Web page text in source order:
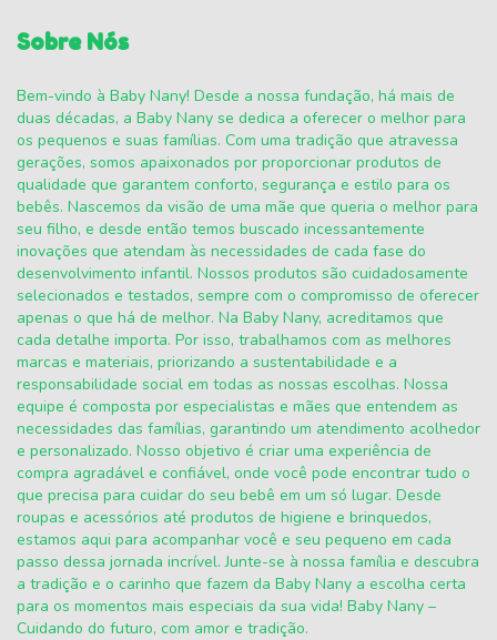
Sobre Nós
Bem-vindo à Baby Nany! Desde a nossa fundação, há mais de
duas décadas, a Baby Nany se dedica a oferecer o melhor para
os pequenos e suas famílias. Com uma tradição que atravessa
gerações, somos apaixonados por proporcionar produtos de
qualidade que garantem conforto, segurança e estilo para os
bebês. Nascemos da visão de uma mãe que queria o melhor para
seu filho, e desde então temos buscado incessantemente
inovações que atendam às necessidades de cada fase do
desenvolvimento infantil. Nossos produtos são cuidadosamente
selecionados e testados, sempre com o compromisso de oferecer
apenas o que há de melhor. Na Baby Nany, acreditamos que
cada detalhe importa. Por isso, trabalhamos com as melhores
marcas e materiais, priorizando a sustentabilidade e a
responsabilidade social em todas as nossas escolhas. Nossa
equipe é composta por especialistas e mães que entendem as
necessidades das famílias, garantindo um atendimento acolhedor
e personalizado. Nosso objetivo é criar uma experiência de
compra agradável e confiável, onde você pode encontrar tudo o
que precisa para cuidar do seu bebê em um só lugar. Desde
roupas e acessórios até produtos de higiene e brinquedos,
estamos aqui para acompanhar você e seu pequeno em cada
passo dessa jornada incrível. Junte-se à nossa família e descubra
a tradição e o carinho que fazem da Baby Nany a escolha certa
para os momentos mais especiais da sua vida! Baby Nany –
Cuidando do futuro, com amor e tradição.